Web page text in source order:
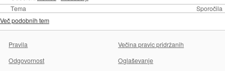
Tema Sporočila
Več podobnih tem
Pravila
Večina pravic pridržanih
Odgovornost
Oglaševanje